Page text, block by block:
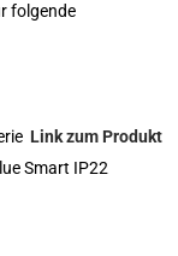
folgende
Link zum Produkt
Smart IP22